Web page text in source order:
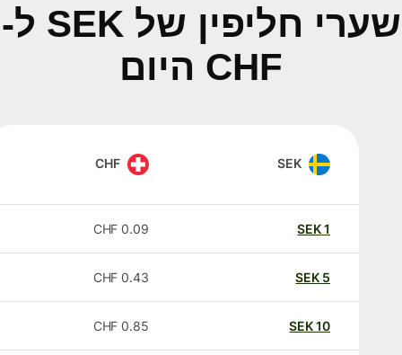
שערי חליפין של SEK ל-
CHF היום
SEK
CHF
SEK
0.09
CHF
SEK
0.43
CHF
SEK
0.85
CHF